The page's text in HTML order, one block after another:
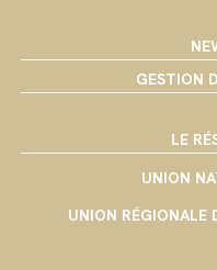
GESTION
LE
UNION
UNION RÉGIONALE